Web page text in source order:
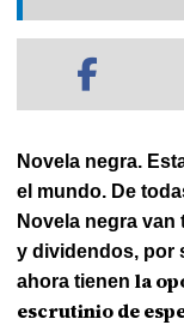
Novela negra.
el mundo. De
Novela negra van
y dividendos, por
ahora tienenla
escrutinio de